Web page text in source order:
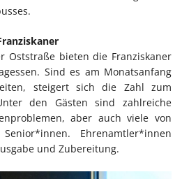
Oststraße bieten die Franziskaner
Sind es am Monatsanfang
steigert sich die Zahl zum
den Gästen sind zahlreiche
aber auch viele von
Ehrenamtler*innen
und Zubereitung.